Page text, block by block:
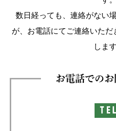
数日経っても、連絡がない
が、お電話にてご連絡いた
します
お電話での
TEL